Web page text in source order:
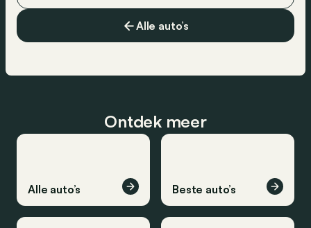
Alle auto’s
Ontdek meer
Alle auto’s Beste auto’s